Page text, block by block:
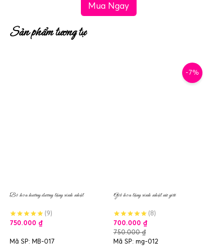
Mua Ngay
Sản phẩm tương tự
Bó hoa hướng dương tặng sinh nhật
(9)
750.000 ₫
Mã SP: MB-017
-7%
Giỏ hoa tặng sinh nhật nữ giới
(8)
700.000 ₫
750.000₫
Mã SP: mg-012